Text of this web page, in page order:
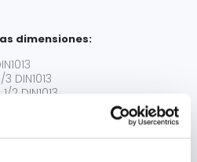
dimensiones:
DIN1013
2 DIN1013